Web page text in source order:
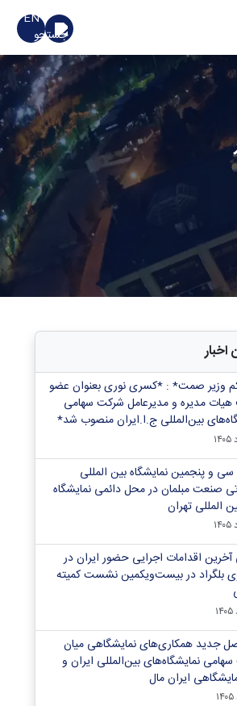
EN
اخبار
وزیر صمت* : *کسری نوری بعنوان عضو
مدیره و مدیرعامل شرکت سهامی
بین‌المللی ج.ا.ایران منصوب شد*
سی و پنجمین نمایشگاه بین المللی
صنعت مبلمان در محل دائمی نمایشگاه
المللی تهران
اقدامات اجرایی حضور ایران در
بلگراد در بیست‌ویکمین نشست کمیته
جدید همکاری‌های نمایشگاهی میان
نمایشگاه‌های بین‌المللی ایران و
ایران‌ مال